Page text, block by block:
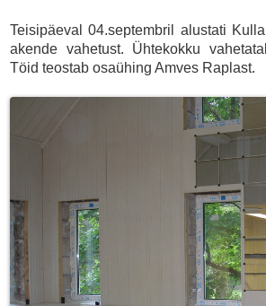
Teisipäeval 04.septembril alustati
akende vahetust. Ühtekokku
Töid teostab osaühing Amves Raplast.